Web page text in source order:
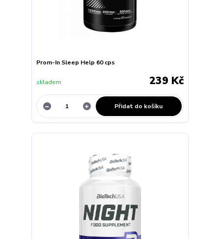
Prom-In Sleep Help 60 cps
239 Kč
skladem
Přidat do košíku